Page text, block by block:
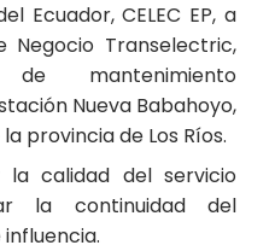
Ecuador, CELEC EP, a
Transelectric,
mantenimiento
Nueva Babahoyo,
provincia de Los Ríos.
calidad del servicio
la continuidad del